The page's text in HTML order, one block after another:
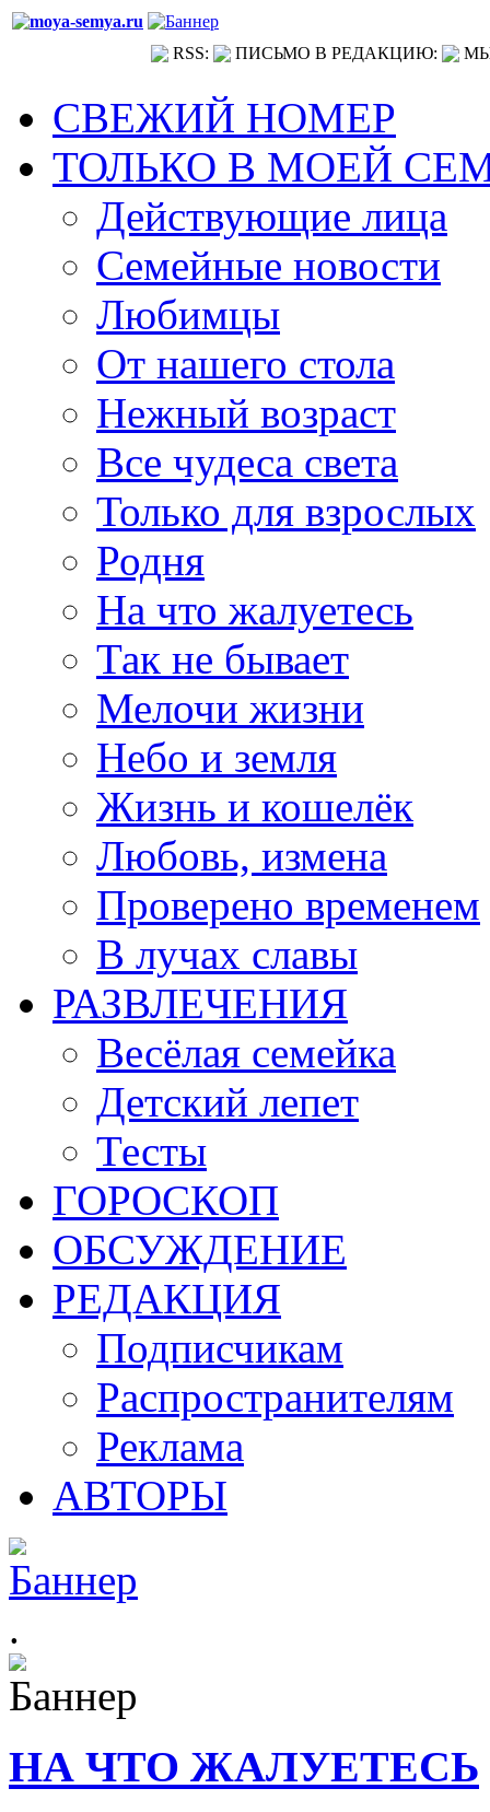
RSS: ПИСЬМО В РЕДАКЦИЮ:
СВЕЖИЙ НОМЕР
ТОЛЬКО В МОЕЙ
Действующие лица
Семейные новости
Любимцы
От нашего стола
Нежный возраст
Все чудеса света
Только для взрослых
Родня
На что жалуетесь
Так не бывает
Мелочи жизни
Небо и земля
Жизнь и кошелёк
Любовь, измена
Проверено временем
В лучах славы
РАЗВЛЕЧЕНИЯ
Весёлая семейка
Детский лепет
Тесты
ГОРОСКОП
ОБСУЖДЕНИЕ
РЕДАКЦИЯ
Подписчикам
Распространителям
Реклама
АВТОРЫ
.
НА ЧТО ЖАЛУЕТЕСЬ